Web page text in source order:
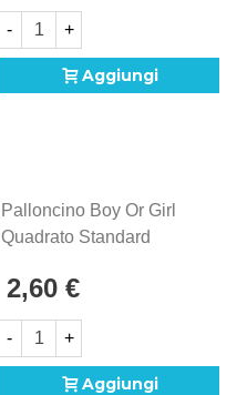
- +
Aggiungi
Palloncino Boy Or Girl
Quadrato Standard
Mylar, 1pz.
2,60 €
- +
Aggiungi